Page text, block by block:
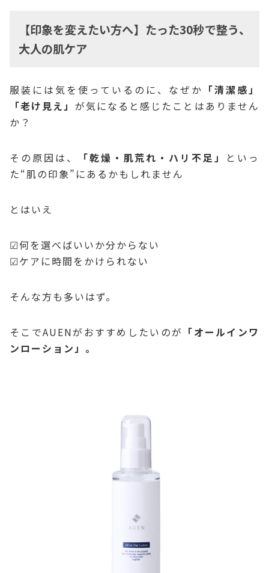
【印象を変えたい方へ】たった30秒で整う、
大人の肌ケア
服装には気を使っているのに、なぜか 「清潔感」
「老け見え」 が気になると感じたことはありません
か？
その原因は、 「乾燥・肌荒れ・ハリ不足」
といっ
た“肌の印象”にあるかもしれません
とはいえ
☑何を選べばいいか分からない
☑ケアに時間をかけられない
そんな方も多いはず。
そこでAUENがおすすめしたいのが 「オールインワ
ンローション」。